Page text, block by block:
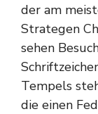
der am
Strategen
sehen
Tempels
die einen